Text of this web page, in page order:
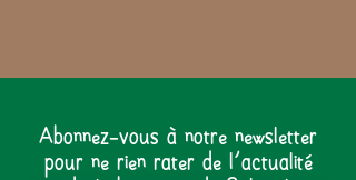
Abonnez-vous à notre newsletter
pour ne rien rater de l'actualité